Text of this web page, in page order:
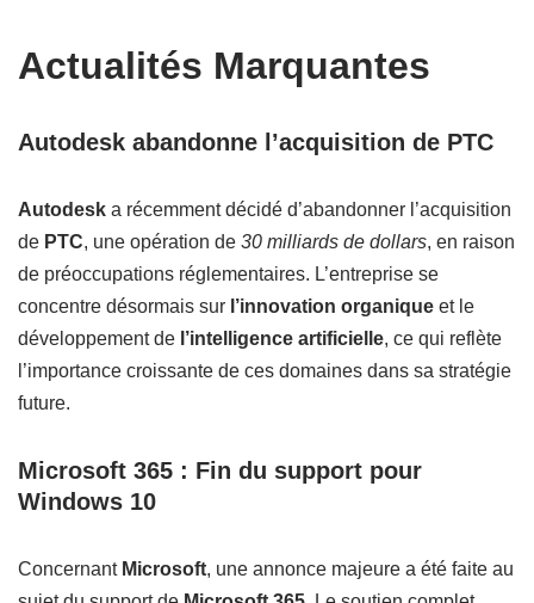
Actualités Marquantes
Autodesk abandonne l’acquisition de PTC
Autodesk a récemment décidé d’abandonner l’acquisition
de PTC, une opération de 30 milliards de dollars, en raison
de préoccupations réglementaires. L’entreprise se
concentre désormais sur l’innovation organique et le
développement de l’intelligence artificielle, ce qui reflète
l’importance croissante de ces domaines dans sa stratégie
future.
Microsoft 365 : Fin du support pour
Windows 10
Concernant Microsoft, une annonce majeure a été faite au